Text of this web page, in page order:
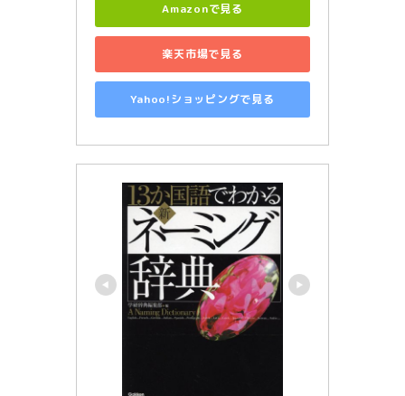
Amazonで見る
楽天市場で見る
Yahoo!ショッピングで見る